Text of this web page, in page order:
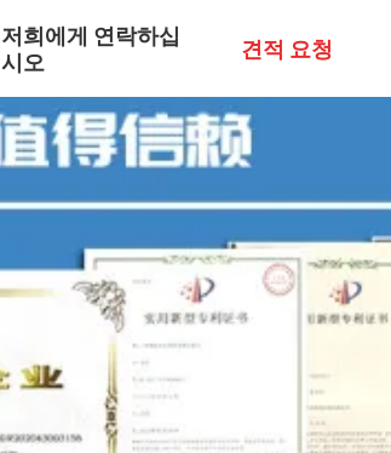
저희에게 연락하십
시오
견적 요청